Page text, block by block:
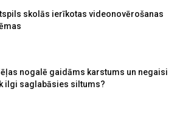
skolās ierīkotas videonovērošanas
nogalē gaidāms karstums un negaisi
ilgi saglabāsies siltums?